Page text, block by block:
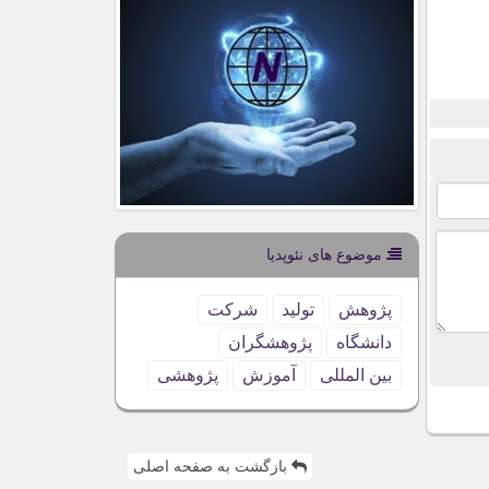
موضوع های نئوپدیا
پژوهش تولید
شركت
دانشگاه
پژوهشگران
بین المللی
آموزش پژوهشی
بازگشت به صفحه اصلی